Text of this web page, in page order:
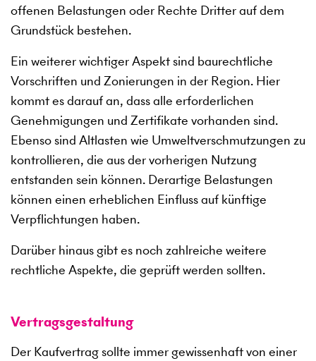
offenen Belastungen oder Rechte Dritter auf dem
Grundstück bestehen.
Ein weiterer wichtiger Aspekt sind baurechtliche
Vorschriften und Zonierungen in der Region. Hier
kommt es darauf an, dass alle erforderlichen
Genehmigungen und Zertifikate vorhanden sind.
Ebenso sind Altlasten wie Umweltverschmutzungen zu
kontrollieren, die aus der vorherigen Nutzung
entstanden sein können. Derartige Belastungen
können einen erheblichen Einfluss auf künftige
Verpflichtungen haben.
Darüber hinaus gibt es noch zahlreiche weitere
rechtliche Aspekte, die geprüft werden sollten.
Vertragsgestaltung
Der Kaufvertrag sollte immer gewissenhaft von einer